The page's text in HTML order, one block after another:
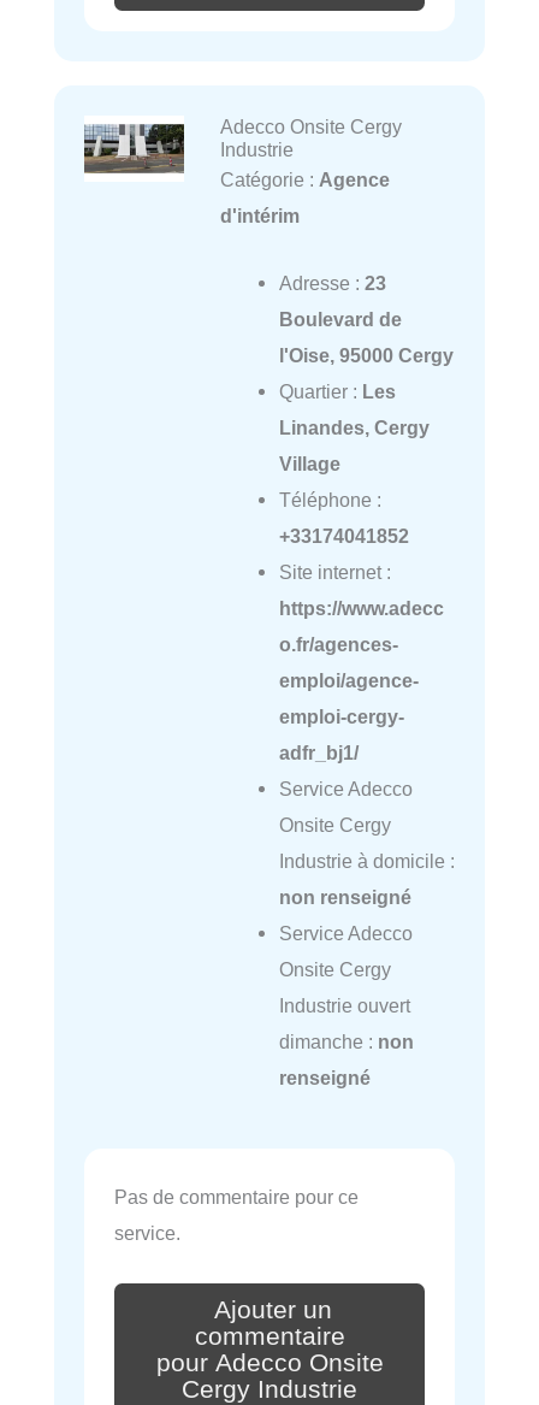
Adecco Onsite Cergy
Industrie
Catégorie : Agence
d'intérim
Adresse : 23
Boulevard de
l'Oise, 95000 Cergy
Quartier : Les
Linandes, Cergy
Village
Téléphone :
+33174041852
Site internet :
https://www.adecc
o.fr/agences-
emploi/agence-
emploi-cergy-
adfr_bj1/
Service Adecco
Onsite Cergy
Industrie à domicile :
non renseigné
Service Adecco
Onsite Cergy
Industrie ouvert
dimanche : non
renseigné
Pas de commentaire pour ce
service.
Ajouter un
commentaire
pour Adecco Onsite
Cergy Industrie